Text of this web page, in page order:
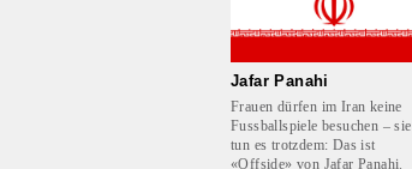
Jafar Panahi
Frauen dürfen im Iran keine
Fussballspiele besuchen – sie
tun es trotzdem: Das ist
«Offside» von Jafar Panahi.